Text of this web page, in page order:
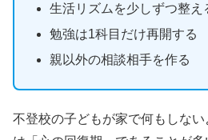
生活リズムを少しずつ整え
勉強は1科目だけ再開する
親以外の相談相手を作る
不登校の子どもが家で何もしな